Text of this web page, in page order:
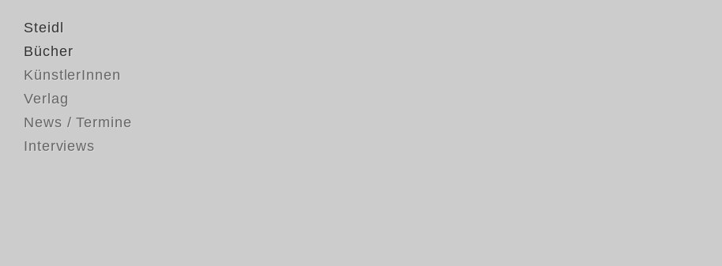
Steidl
Bücher
KünstlerInnen
Verlag
News / Termine
Interviews